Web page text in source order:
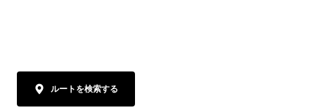
ルートを検索する